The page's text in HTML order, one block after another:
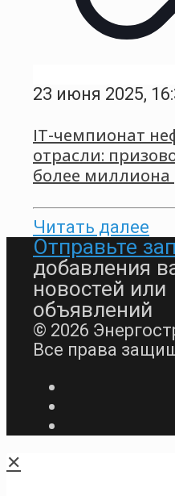
23 июня 2025,
IT-чемпионат
отрасли:
более миллиона
Читать далее
Отправьте
добавления
новостей или
объявлений
© 2026
Все права
✕